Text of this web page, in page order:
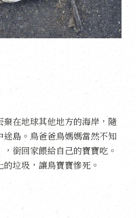
棄在地球其他地方的海岸，隨
途島。鳥爸爸鳥媽媽當然不知
銜回家餵給自己的寶寶吃。
垃圾，讓鳥寶寶慘死。